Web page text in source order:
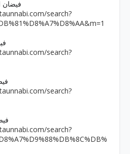
��
search?
search?
search?
��
search?